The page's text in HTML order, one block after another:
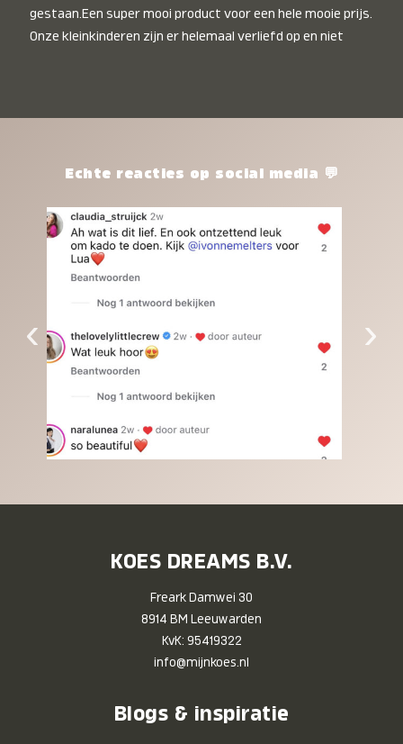
gestaan.Een super mooi product voor een hele mooie prijs.
Onze kleinkinderen zijn er helemaal verliefd op en niet
het waard.Echte reacties op social media 💬
‹ ›
KOES DREAMS B.V.
Freark Damwei 30
8914 BM Leeuwarden
KvK: 95419322
info@mijnkoes.nl
Blogs & inspiratie